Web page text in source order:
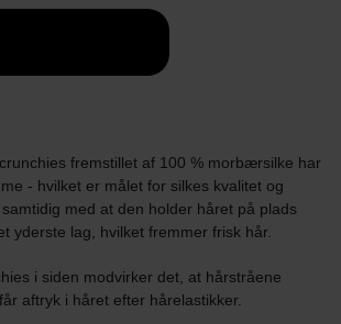
fremstillet af 100 % morbærsilke har
- hvilket er målet for silkes kvalitet og
med at den holder håret på plads
yderste lag, hvilket fremmer frisk hår.
i siden modvirker det, at hårstråene
aftryk i håret efter hårelastikker.